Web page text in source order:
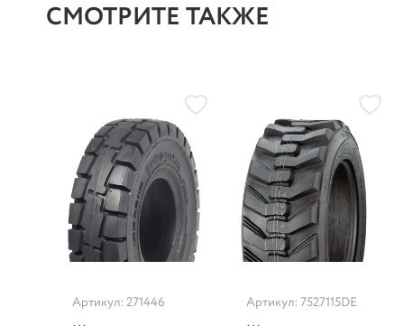
СМОТРИТЕ ТАКЖЕ
Артикул: 271446 Артикул: 7527115DE